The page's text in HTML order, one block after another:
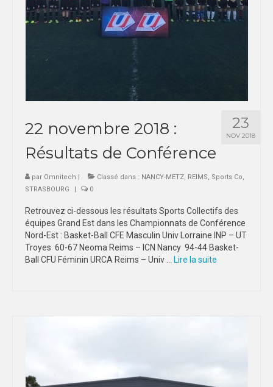
23
NOV 2018
22 novembre 2018 :
Résultats de Conférence
par Omnitech | Classé dans : NANCY-METZ, REIMS, Sports Co,
STRASBOURG
| 0
Retrouvez ci-dessous les résultats Sports Collectifs des
équipes Grand Est dans les Championnats de Conférence
Nord-Est : Basket-Ball CFE Masculin Univ Lorraine INP – UT
Troyes 60-67 Neoma Reims – ICN Nancy 94-44 Basket-
Ball CFU Féminin URCA Reims – Univ …
Lire la suite­­